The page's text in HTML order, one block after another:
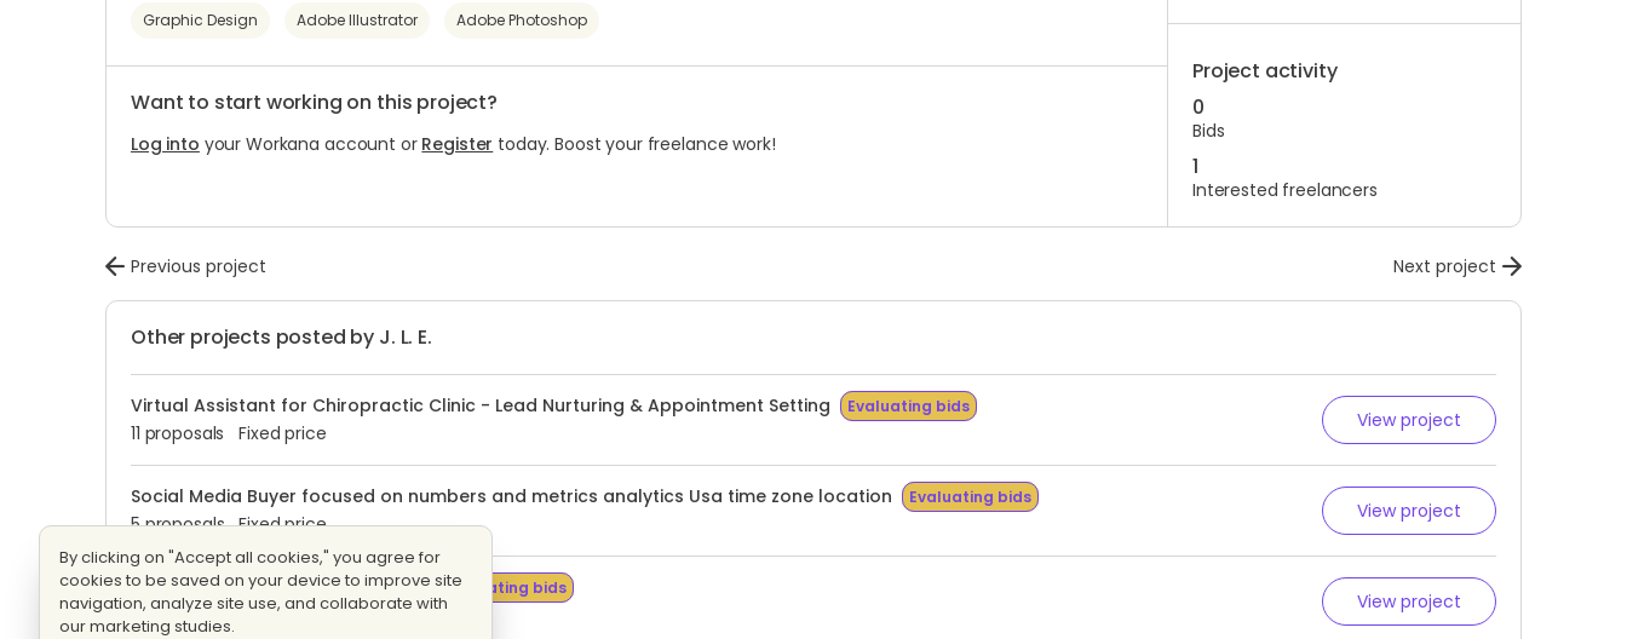
Graphic Design Adobe Illustrator Adobe Photoshop
Want to start working on this project?
Log into your Workana account or Register today. Boost your freelance work!
Project activity
0
Bids
1
Interested freelancers
Previous project Next project
Other projects posted by J. L. E.
Virtual Assistant for Chiropractic Clinic - Lead Nurturing & Appointment Setting Evaluating bids
11 proposals Fixed price
View project
Social Media Buyer focused on numbers and metrics analytics Usa time zone location Evaluating bids
5 proposals Fixed price
View project
Google ads media buyer / expert Evaluating bids
7 proposals Fixed price
View project
By clicking on "Accept all cookies," you agree for
cookies to be saved on your device to improve site
navigation, analyze site use, and collaborate with
our marketing studies.